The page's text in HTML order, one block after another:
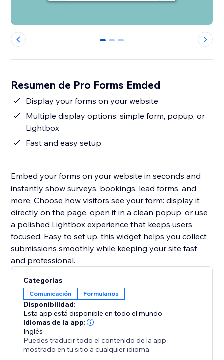
0 1 2
Resumen de Pro Forms Emded
Display your forms on your website
Multiple display options: simple form, popup, or
Lightbox
Fast and easy setup
Embed your forms on your website in seconds and
instantly show surveys, bookings, lead forms, and
more. Choose how visitors see your form: display it
directly on the page, open it in a clean popup, or use
a polished Lightbox experience that keeps users
focused. Easy to set up, this widget helps you collect
submissions smoothly while keeping your site fast
and professional.
Categorías
Comunicación Formularios
Disponibilidad:
Esta app está disponible en todo el mundo.
Idiomas de la app:
Inglés
Puedes traducir todo el contenido de la app
mostrado en tu sitio a cualquier idioma.